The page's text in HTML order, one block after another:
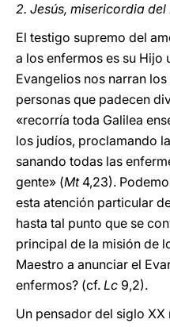
2. Jesús, misericordia del
El testigo supremo del
a los enfermos es su Hijo
Evangelios nos narran
personas que padecen
«recorría toda Galilea
los judíos, proclamando
sanando todas las
gente» (Mt4,23).
esta atención particular
hasta tal punto que se
principal de la misión de
Maestro a anunciar el
enfermos? (cf. Lc 9,2).
Un pensador del siglo